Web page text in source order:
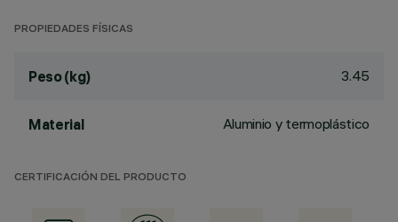
PROPIEDADES FÍSICAS
Peso (kg) 3.45
Material Aluminio y termoplástico
CERTIFICACIÓN DEL PRODUCTO